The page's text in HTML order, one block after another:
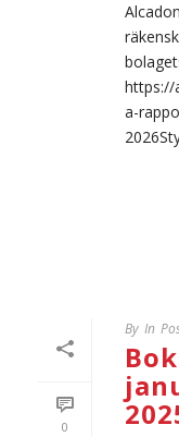
https://
a-
0
By In